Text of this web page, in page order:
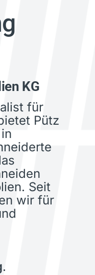
KG
für
Pütz
Seit
wir für
.